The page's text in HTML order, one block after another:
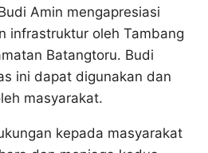
Amin mengapresiasi
infrastruktur oleh Tambang
Batangtoru. Budi
ini dapat digunakan dan
masyarakat.
kepada masyarakat